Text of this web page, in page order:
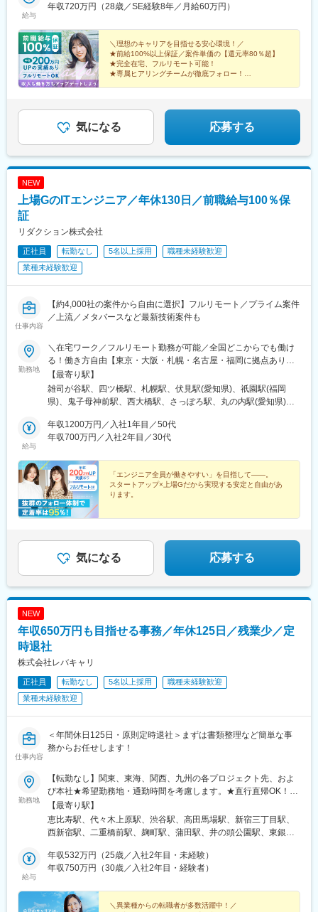
り徒歩5分【大阪支社】大阪府大阪市中央区安土町2-3-13 大阪国
社】愛知県名古屋市中区栄3-15-33 栄ガスビル13F└各線「栄」駅
より徒歩5分【福岡支社】福岡県福岡市中央区渡辺通5-14-12 南天
神ビル3F└七隈線「天神南」駅より徒歩4分【北海道支社】北海道
札幌市中央区大通西1丁目14-2 桂和大通ビル50 9F└各線「大通」
駅より徒歩3分
給与
年収720万円（28歳／SE経験8年／月給60万円）
＼理想のキャリアを目指せる安心環境！／
★前給100%以上保証／案件単価の【還元率80％超】
★完全在宅、フルリモート可能！
★専属ヒアリングチームが徹底フォロー！
気になる 応募する
NEW
上場GのITエンジニア／年休130日／前職給与100％保
証
リダクション株式会社
正社員 転勤なし 5名以上採用
職種未経験歓迎
業種未経験歓迎
仕事内容
【約4,000社の案件から自由に選択】フルリモート／プライム案件
／上流／メタバースなど最新技術案件も
勤務地
＼在宅ワーク／フルリモート勤務が可能／全国どこからでも働け
る！働き方自由【東京・大阪・札幌・名古屋・福岡に拠点あり】
★在宅ワークOK！／希望を考慮し決定／転居を伴う転勤なし★海
外出張ありの案件もあります■本社：東京都豊島区高田2丁目17-
22 目白中野ビル 5階■大阪：大阪市西区新町1-6-23 四ツ橋大川ビ
ャステール■名古屋：愛知県名古屋市中区栄2-2-1 広小路伏見中駒
ビル■福岡：福岡県福岡市博多区博多駅前2-19-17 トーカン博多第
【最寄り駅】
雑司が谷駅、四ツ橋駅、札幌駅、伏見駅(愛知県)、祇園駅(福岡
県)、鬼子母神前駅、西大橋駅、さっぽろ駅、丸の内駅(愛知県)、
給与
年収1200万円／入社1年目／50代
年収700万円／入社2年目／30代
「エンジニア全員が働きやすい」を目指して――。
スタートアップ×上場Gだから実現する安定と自由があ
ります。
●安心の案件選択制
●リモートOK／年休130日／副業OK
気になる 応募する
NEW
年収650万円も目指せる事務／年休125日／残業少／定
時退社
株式会社レバキャリ
正社員 転勤なし 5名以上採用
職種未経験歓迎
業種未経験歓迎
仕事内容
＜年間休日125日・原則定時退社＞まずは書類整理など簡単な事
務からお任せします！
勤務地
【転勤なし】関東、東海、関西、九州の各プロジェクト先、およ
び本社★希望勤務地・通勤時間を考慮します。★直行直帰OK！
★U・Iターン歓迎！住宅手当あり★全国出張が可能な方には充実
手当あり◎▼プロジェクト先【関東】東京、埼玉、千葉、神奈川
など【東海】愛知【関西】大阪【九州】福岡▼本社東京都品川区
【最寄り駅】
恵比寿駅、代々木上原駅、渋谷駅、高田馬場駅、新宿三丁目駅、
西新宿駅、二重橋前駅、麹町駅、蒲田駅、井の頭公園駅、東銀座
船堀駅、押上駅、木場駅(東京都)、清澄白河駅、有楽町駅、豊洲
駅、南砂町駅、綾瀬駅、三田駅(東京都)、森下駅(東京都)、高輪台
駅、亀戸駅、テレコムセンター駅、六本木駅、田町駅(東京都)、白
金高輪駅、高輪ゲートウェイ駅、神谷町駅、外苑前駅、国立駅、
給与
年収532万円（25歳／入社2年目・未経験）
年収750万円（30歳／入社2年目・経験者）
＼異業種からの転職者が多数活躍中！／